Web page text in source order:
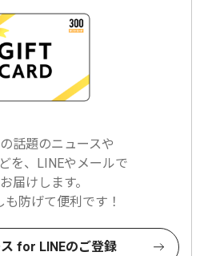
話題のニュースや
を、LINEやメールで
届けします。
防げて便利です！
for LINEのご登録